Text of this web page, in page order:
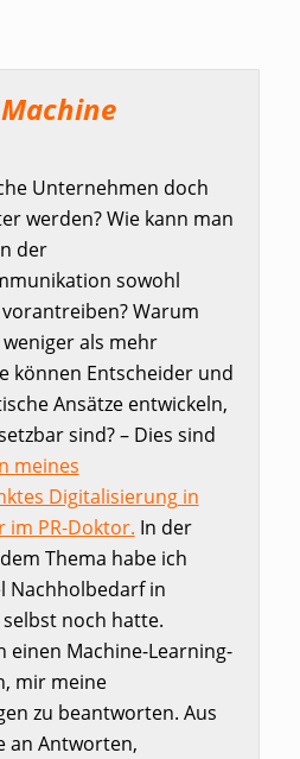
Unternehmen doch
werden? Wie kann man
der
sowohl
Warum
als mehr
können Entscheider und
Ansätze entwickeln,
sind? – Dies sind
meines
Digitalisierung in
im PR-Doktor. In der
Thema habe ich
Nachholbedarf in
noch hatte.
einen Machine-Learning-
mir meine
zu beantworten. Aus
an Antworten,